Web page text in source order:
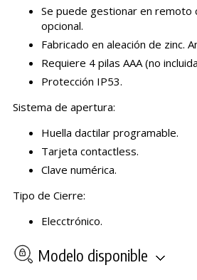
Se puede gestionar en remoto
opcional.
Fabricado en aleación de zinc.
Requiere 4 pilas AAA (no
Protección IP53.
Sistema de apertura:
Huella dactilar programable.
Tarjeta contactless.
Clave numérica.
Tipo de Cierre:
Elecctrónico.
Modelo disponible